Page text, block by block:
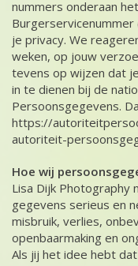
nummers onderaan
je privacy. We
weken, op jouw
tevens op wijzen dat
in te dienen bij de
Persoonsgegevens.
https://
autoriteit-
Hoe wij
Lisa Dijk Photography
gegevens serieus en
misbruik, verlies,
openbaarmaking en
Als jij het idee hebt